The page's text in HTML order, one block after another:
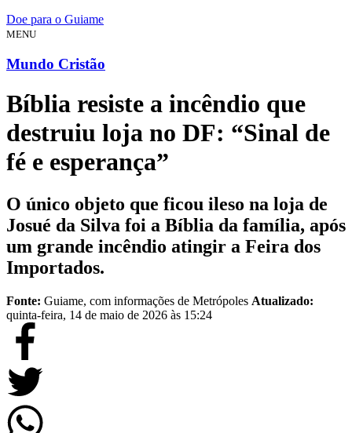
Doe para o Guiame
MENU
Mundo Cristão
Bíblia resiste a incêndio que
destruiu loja no DF: “Sinal de
fé e esperança”
O único objeto que ficou ileso na loja de
Josué da Silva foi a Bíblia da família, após
um grande incêndio atingir a Feira dos
Importados.
Fonte: Guiame, com informações de Metrópoles Atualizado:
quinta-feira, 14 de maio de 2026 às 15:24